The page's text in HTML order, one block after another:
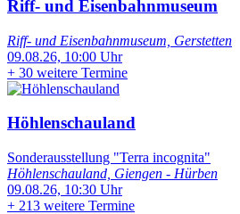
Riff- und Eisenbahnmuseum
Riff- und Eisenbahnmuseum, Gerstetten
09.08.26, 10:00 Uhr
+ 30 weitere Termine
Höhlenschauland
Sonderausstellung "Terra incognita"
Höhlenschauland, Giengen - Hürben
09.08.26, 10:30 Uhr
+ 213 weitere Termine